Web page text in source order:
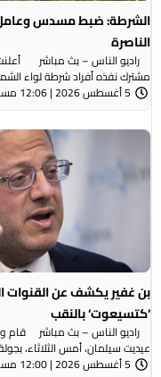
الشرطة: ضبط مسدس وعامل
الناصرة
مشترك نفذه أفراد شرطة لواء
5 أغسطس 2026 | 12:06 مساءً
بن غفير يكشف عن القنوات
‘كتسيعوت‘ بالنقب
راديو الناس – بث مباشر قام وزير
عيديت سيلمان، أمس الثلاثاء،
5 أغسطس 2026 | 12:00 مساءً